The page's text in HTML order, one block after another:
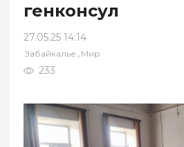
генконсул
27.05.25 14:14
Забайкалье , Мир
233